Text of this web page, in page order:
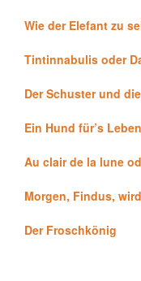
Wie der Elefant zu
Tintinnabulis oder
Der Schuster und
Ein Hund für’s Leben
Au clair de la lune
Morgen, Findus,
Der Froschkönig